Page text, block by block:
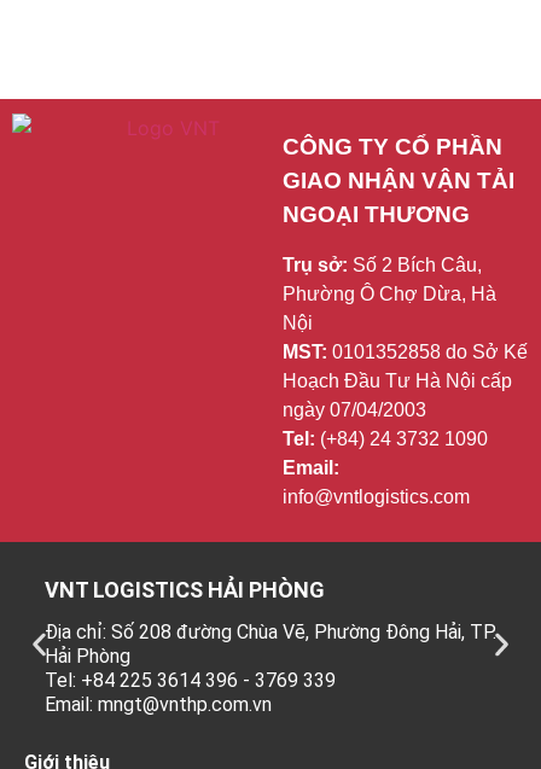
CÔNG TY CỔ PHẦN
GIAO NHẬN VẬN TẢI
NGOẠI THƯƠNG
Trụ sở: Số 2 Bích Câu,
Phường Ô Chợ Dừa, Hà
Nội
MST: 0101352858 do Sở Kế
Hoạch Đầu Tư Hà Nội cấp
ngày 07/04/2003
Tel: (+84) 24 3732 1090
Email:
info@vntlogistics.com
VNT LOGISTICS HẢI PHÒNG
Địa chỉ: Số 208 đường Chùa Vẽ, Phường Đông Hải, TP.
Hải Phòng
Tel: +84 225 3614 396 - 3769 339
Email: mngt@vnthp.com.vn
Giới thiệu